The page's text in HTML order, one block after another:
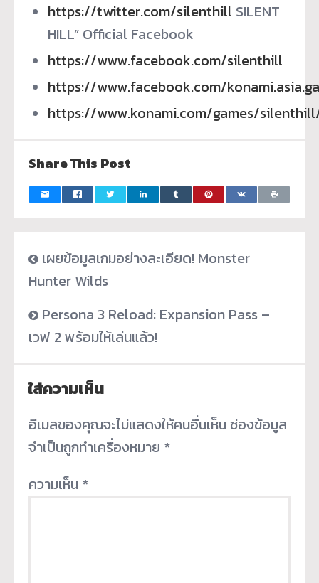
https://twitter.com/silenthill SILENT
HILL” Official Facebook​
https://www.facebook.com/silenthill
https://www.facebook.com/
https://www.konami.com/games/
Share This Post
เผยข้อมูลเกมอย่างละเอียด! Monster
Hunter Wilds
Persona 3 Reload: Expansion Pass –
เวฟ 2 พร้อมให้เล่นแล้ว!
ใส่ความเห็น
อีเมลของคุณจะไม่แสดงให้คนอื่นเห็น ช่องข้อมูล
จำเป็นถูกทำเครื่องหมาย *
ความเห็น *